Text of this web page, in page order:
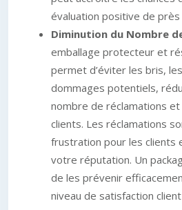
évaluation positive de près
Diminution du Nombre
emballage protecteur et
permet d’éviter les bris,
dommages potentiels,
nombre de réclamations
clients. Les réclamations
frustration pour les clients
votre réputation. Un
de les prévenir
niveau de satisfaction